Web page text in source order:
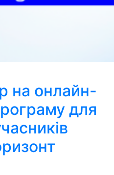
на онлайн-
для